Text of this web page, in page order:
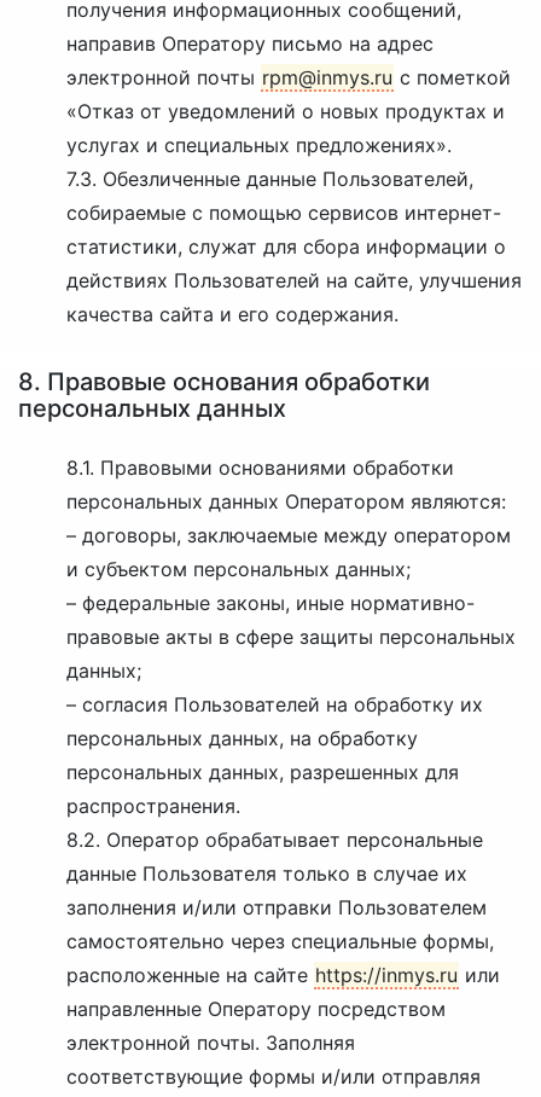
получения информационных сообщений,
направив Оператору письмо на адрес
электронной почты rpm@inmys.ru с пометкой
«Отказ от уведомлений о новых продуктах и
услугах и специальных предложениях».
7.3. Обезличенные данные Пользователей,
собираемые с помощью сервисов интернет-
статистики, служат для сбора информации о
действиях Пользователей на сайте, улучшения
качества сайта и его содержания.
8. Правовые основания обработки
персональных данных
8.1. Правовыми основаниями обработки
персональных данных Оператором являются:
– договоры, заключаемые между оператором
и субъектом персональных данных;
– федеральные законы, иные нормативно-
правовые акты в сфере защиты персональных
данных;
– согласия Пользователей на обработку их
персональных данных, на обработку
персональных данных, разрешенных для
распространения.
8.2. Оператор обрабатывает персональные
данные Пользователя только в случае их
заполнения и/или отправки Пользователем
самостоятельно через специальные формы,
расположенные на сайте https://inmys.ru или
направленные Оператору посредством
электронной почты. Заполняя
соответствующие формы и/или отправляя